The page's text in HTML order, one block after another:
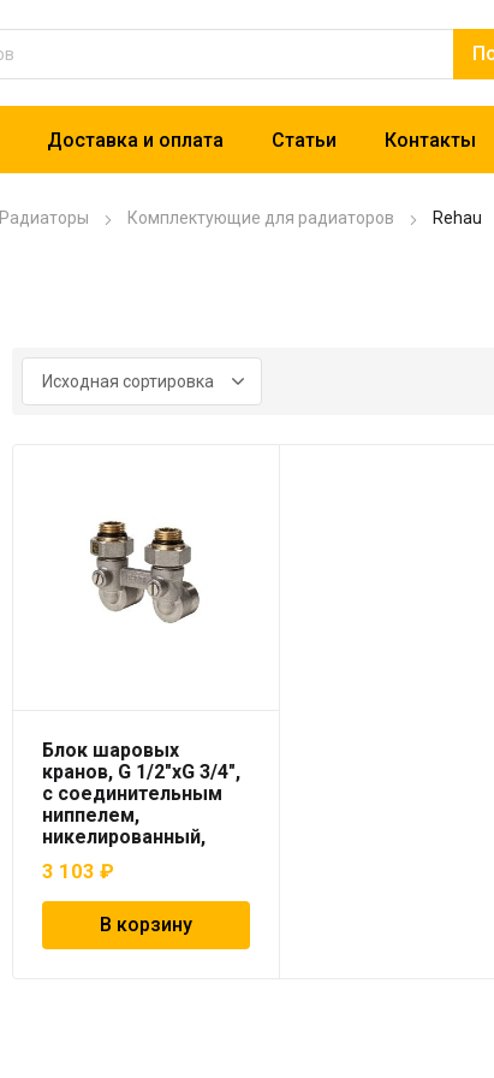
Доставка и оплата Статьи Контакты
Радиаторы Комплектующие для радиаторов Rehau
Блок шаровых
кранов, G 1/2″xG 3/4″,
с соединительным
ниппелем,
никелированный,
угловой «Rehau»
3 103 ₽
В корзину